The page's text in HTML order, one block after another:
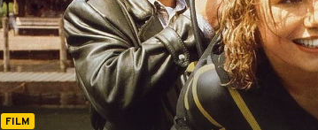
FILM